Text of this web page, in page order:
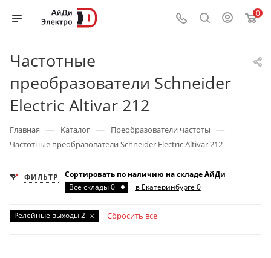
0
Частотные
преобразователи Schneider
Electric Altivar 212
Главная — Каталог — Преобразователи частоты —
Частотные преобразователи Schneider Electric Altivar 212
ФИЛЬТР
Сортировать по наличию на складе АйДи
Все склады 0
в Екатеринбурге 0
Релейные выходы 2 x Сбросить все